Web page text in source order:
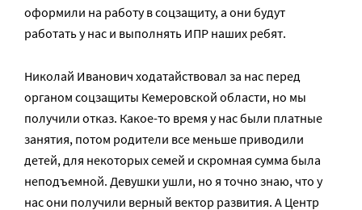
оформили на работу в соцзащиту, а они будут
работать у нас и выполнять ИПР наших ребят.
Николай Иванович ходатайствовал за нас перед
органом соцзащиты Кемеровской области, но мы
получили отказ. Какое-то время у нас были платные
занятия, потом родители все меньше приводили
детей, для некоторых семей и скромная сумма была
неподъемной. Девушки ушли, но я точно знаю, что у
нас они получили верный вектор развития. А Центр